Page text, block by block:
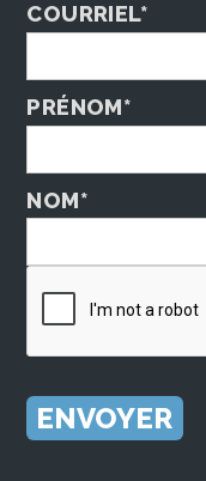
COURRIEL*
PRÉNOM*
NOM*